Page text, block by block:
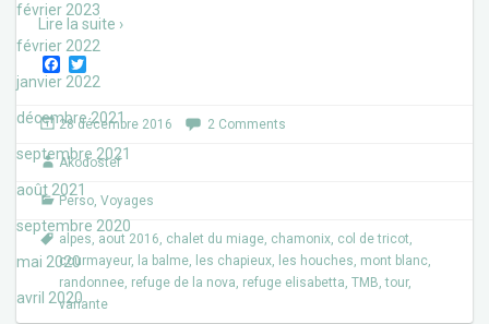
février 2023
février 2022
janvier 2022
décembre 2021
septembre 2021
août 2021
septembre 2020
mai 2020
avril 2020
Lire la suite ›
F
a
e
b
o
o
k
w
t
t
e
r
28 décembre 2016 2 Comments
Akodostef
Perso, Voyages
alpes, aout 2016, chalet du miage, chamonix, col de tricot,
courmayeur, la balme, les chapieux, les houches, mont blanc,
randonnee, refuge de la nova, refuge elisabetta, TMB,tour,
variante